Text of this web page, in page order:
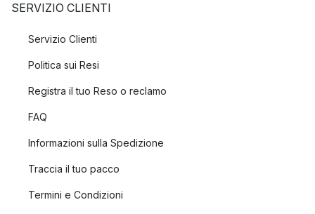
SERVIZIO CLIENTI
Servizio Clienti
Politica sui Resi
Registra il tuo Reso o reclamo
FAQ
Informazioni sulla Spedizione
Traccia il tuo pacco
Termini e Condizioni